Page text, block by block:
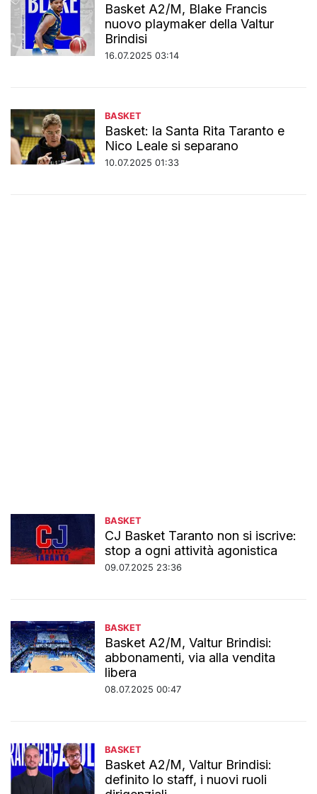
Basket A2/M, Blake Francis
nuovo playmaker della Valtur
Brindisi
16.07.2025 03:14
BASKET
Basket: la Santa Rita Taranto e
Nico Leale si separano
10.07.2025 01:33
BASKET
CJ Basket Taranto non si iscrive:
stop a ogni attività agonistica
09.07.2025 23:36
BASKET
Basket A2/M, Valtur Brindisi:
abbonamenti, via alla vendita
libera
08.07.2025 00:47
BASKET
Basket A2/M, Valtur Brindisi:
definito lo staff, i nuovi ruoli